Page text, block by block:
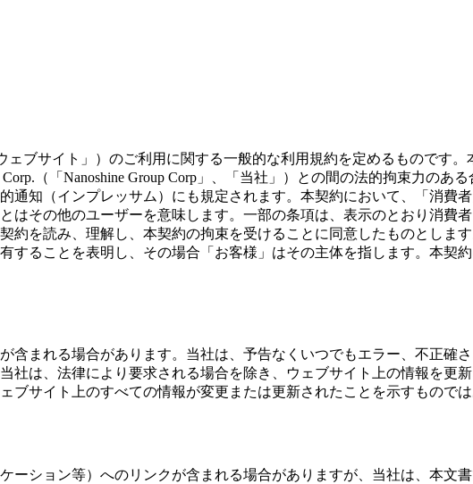
ェブサイト」）のご利用に関する一般的な利用規約を定めるものです
（「Nanoshine Group Corp」、「当社」）との間の法的拘束力のあ
通知（インプレッサム）にも規定されます。本契約において、「消費
はその他のユーザーを意味します。一部の条項は、表示のとおり消費
約を読み、理解し、本契約の拘束を受けることに同意したものとしま
することを表明し、その場合「お客様」はその主体を指します。本契
含まれる場合があります。当社は、予告なくいつでもエラー、不正確
は、法律により要求される場合を除き、ウェブサイト上の情報を更
サイト上のすべての情報が変更または更新されたことを示すものでは
ーション等）へのリンクが含まれる場合がありますが、当社は、本文